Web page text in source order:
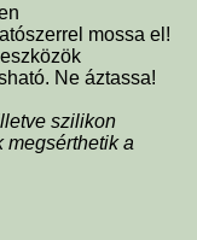
mossa el!
Ne áztassa!
szilikon
megsérthetik a